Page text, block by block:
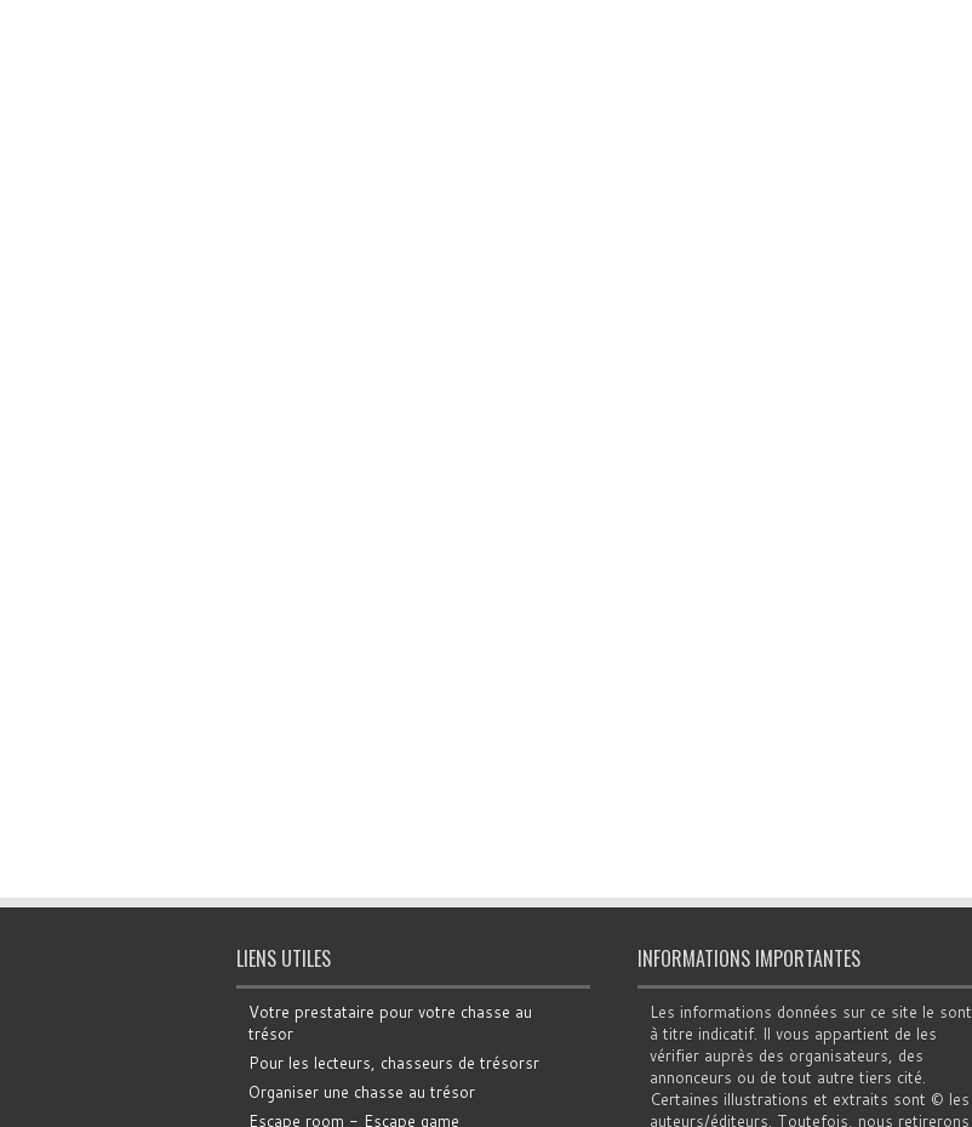
LIENS UTILES
Votre prestataire pour votre chasse au
trésor
Pour les lecteurs, chasseurs de trésorsr
Organiser une chasse au trésor
Escape room - Escape game
INFORMATIONS IMPORTANTES
Les informations données sur ce site le sont
à titre indicatif. Il vous appartient de les
vérifier auprès des organisateurs, des
annonceurs ou de tout autre tiers cité.
Certaines illustrations et extraits sont © les
auteurs/éditeurs. Toutefois, nous retirerons